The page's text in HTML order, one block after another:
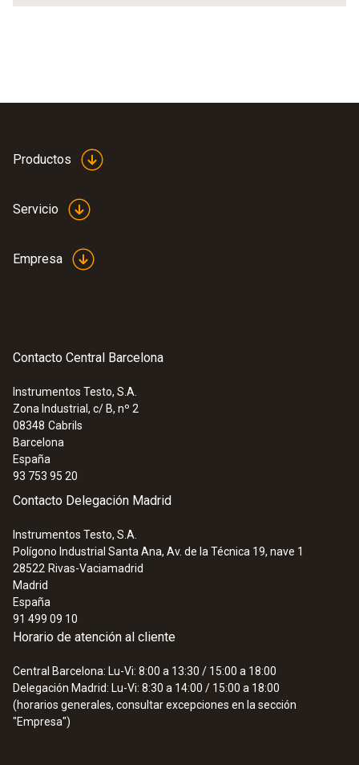
Productos
Servicio
Empresa
Contacto Central Barcelona
Instrumentos Testo, S.A.
Zona Industrial, c/ B, nº 2
08348 Cabrils
Barcelona
España
93 753 95 20
Contacto Delegación Madrid
Instrumentos Testo, S.A.
Polígono Industrial Santa Ana, Av. de la Técnica 19, nave 1
28522 Rivas-Vaciamadrid
Madrid
España
91 499 09 10
Horario de atención al cliente
Central Barcelona: Lu-Vi: 8:00 a 13:30 / 15:00 a 18:00
Delegación Madrid: Lu-Vi: 8:30 a 14:00 / 15:00 a 18:00
(horarios generales, consultar excepciones en la sección
"Empresa")